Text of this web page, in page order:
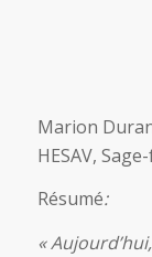
Marion
HESAV,
Résumé:
«